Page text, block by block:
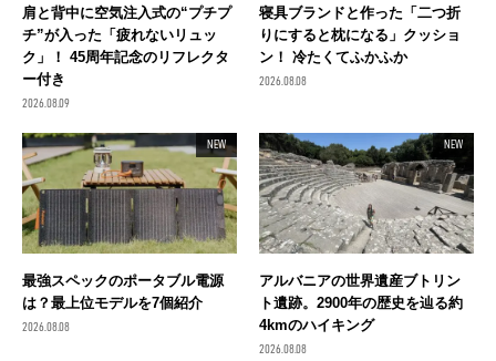
肩と背中に空気注入式の“プチプ
チ”が入った「疲れないリュッ
ク」！ 45周年記念のリフレクタ
ー付き
2026.08.09
寝具ブランドと作った「二つ折
りにすると枕になる」クッショ
ン！ 冷たくてふかふか
2026.08.08
NEW
最強スペックのポータブル電源
は？最上位モデルを7個紹介
2026.08.08
NEW
アルバニアの世界遺産ブトリン
ト遺跡。2900年の歴史を辿る約
4kmのハイキング
2026.08.08